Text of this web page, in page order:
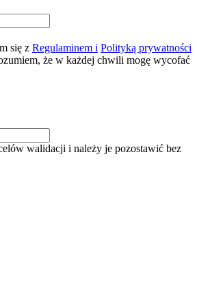
się z Regulaminem i Polityką prywatności
że w każdej chwili mogę wycofać
walidacji i należy je pozostawić bez